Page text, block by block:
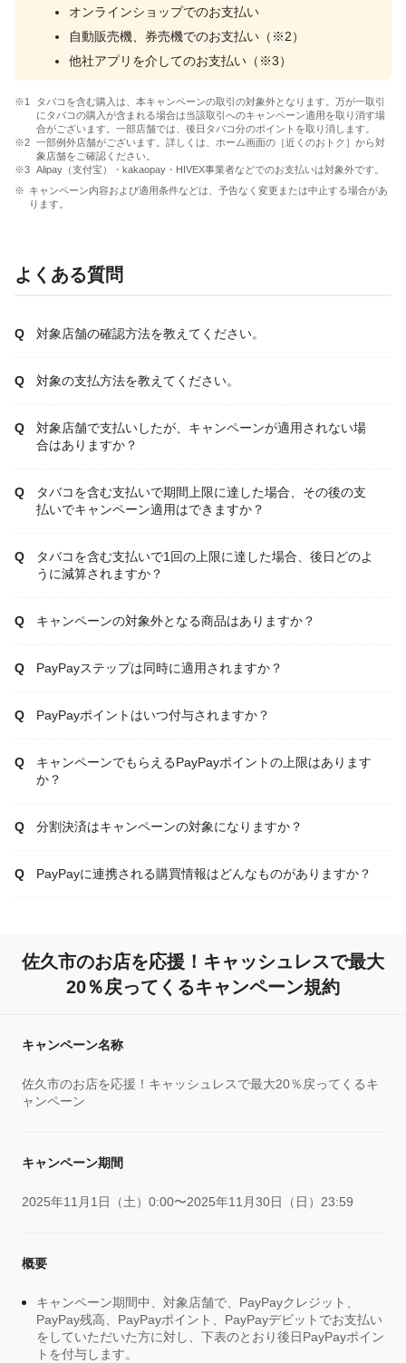
オンラインショップでのお支払い
自動販売機、券売機でのお支払い（※2）
他社アプリを介してのお支払い（※3）
タバコを含む購入は、本キャンペーンの取引の対象外となります。万が一取引
にタバコの購入が含まれる場合は当該取引へのキャンペーン適用を取り消す場
合がございます。一部店舗では、後日タバコ分のポイントを取り消します。
一部例外店舗がございます。詳しくは、ホーム画面の［近くのおトク］から対
象店舗をご確認ください。
Alipay（支付宝）・kakaopay・HIVEX事業者などでのお支払いは対象外です。
キャンペーン内容および適用条件などは、予告なく変更または中止する場合があ
ります。
よくある質問
対象店舗の確認方法を教えてください。
対象の支払方法を教えてください。
対象店舗で支払いしたが、キャンペーンが適用されない場
合はありますか？
タバコを含む支払いで期間上限に達した場合、その後の支
払いでキャンペーン適用はできますか？
タバコを含む支払いで1回の上限に達した場合、後日どのよ
うに減算されますか？
キャンペーンの対象外となる商品はありますか？
PayPayステップは同時に適用されますか？
PayPayポイントはいつ付与されますか？
キャンペーンでもらえるPayPayポイントの上限はあります
か？
分割決済はキャンペーンの対象になりますか？
PayPayに連携される購買情報はどんなものがありますか？
佐久市のお店を応援！キャッシュレスで最大
20％戻ってくるキャンペーン規約
キャンペーン名称
佐久市のお店を応援！キャッシュレスで最大20％戻ってくるキ
ャンペーン
キャンペーン期間
2025年11月1日（土）0:00〜2025年11月30日（日）23:59
概要
キャンペーン期間中、対象店舗で、PayPayクレジット、
PayPay残高、PayPayポイント、PayPayデビットでお支払い
をしていただいた方に対し、下表のとおり後日PayPayポイン
トを付与します。